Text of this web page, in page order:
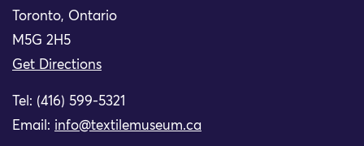
Toronto, Ontario
M5G 2H5
Get Directions
Tel: (416) 599-5321
Email: info@textilemuseum.ca